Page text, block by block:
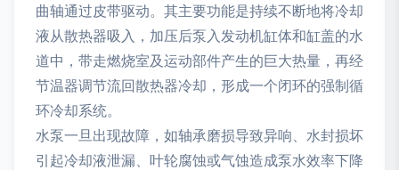
曲轴通过皮带驱动。其主要功能是持续不断地将冷却
液从散热器吸入，加压后泵入发动机缸体和缸盖的水
道中，带走燃烧室及运动部件产生的巨大热量，再经
节温器调节流回散热器冷却，形成一个闭环的强制循
环冷却系统。
水泵一旦出现故障，如轴承磨损导致异响、水封损坏
引起冷却液泄漏、叶轮腐蚀或气蚀造成泵水效率下降